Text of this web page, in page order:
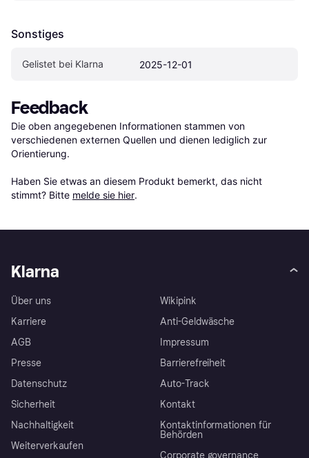
Sonstiges
Gelistet bei Klarna 2025-12-01
Feedback
Die oben angegebenen Informationen stammen von
verschiedenen externen Quellen und dienen lediglich zur
Orientierung.
Haben Sie etwas an diesem Produkt bemerkt, das nicht
stimmt? Bitte melde sie hier.
Klarna
Über uns
Karriere
AGB
Presse
Datenschutz
Sicherheit
Nachhaltigkeit
Weiterverkaufen
Wikipink
Anti-Geldwäsche
Impressum
Barrierefreiheit
Auto-Track
Kontakt
Kontaktinformationen für
Behörden